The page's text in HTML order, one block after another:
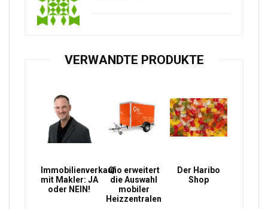
VERWANDTE PRODUKTE
Immobilienverkauf
mit Makler: JA
oder NEIN!
Qio erweitert
die Auswahl
mobiler
Heizzentralen
Der Haribo
Shop